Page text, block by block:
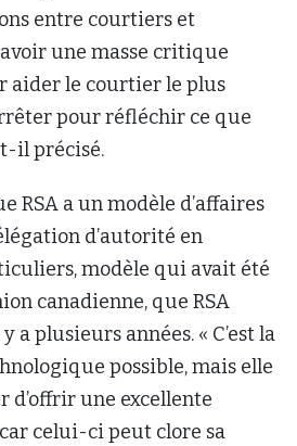
entre courtiers et
une masse critique
aider le courtier le plus
pour réfléchir ce que
t-il précisé.
RSA a un modèle d’affaires
d’autorité en
modèle qui avait été
canadienne, que RSA
a plusieurs années. « C’est la
possible, mais elle
une excellente
celui-ci peut clore sa